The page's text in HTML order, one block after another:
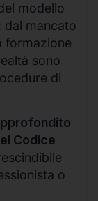
modello
dal mancato
formazione
sono
di
Codice
o